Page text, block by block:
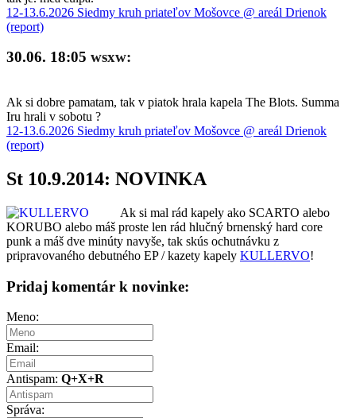
12-13.6.2026 Siedmy kruh priateľov Mošovce @ areál Drienok
(report)
30.06. 18:05 wsxw:
Ak si dobre pamatam, tak v piatok hrala kapela The Blots. Summa
Iru hrali v sobotu ?
12-13.6.2026 Siedmy kruh priateľov Mošovce @ areál Drienok
(report)
St 10.9.2014: NOVINKA
Ak si mal rád kapely ako SCARTO alebo
KORUBO alebo máš proste len rád hlučný brnenský hard core
punk a máš dve minúty navyše, tak skús ochutnávku z
pripravovaného debutného EP / kazety kapely KULLERVO!
Pridaj komentár k novinke:
Meno:
Email:
Antispam: Q+X+R
Správa: